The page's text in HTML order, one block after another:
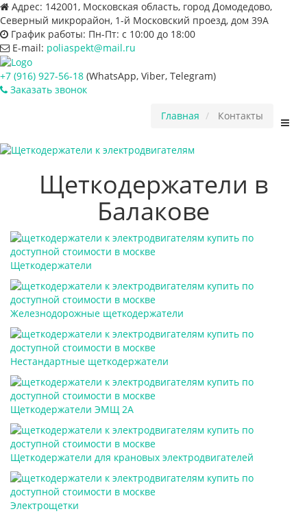
Адрес: 142001, Московская область, город Домодедово,
Северный микрорайон, 1-й Московский проезд, дом 39А
График работы: Пн-Пт: с 10:00 до 18:00
E-mail: poliaspekt@mail.ru
+7 (916) 927-56-18 (WhatsApp, Viber, Telegram)
Заказать звонок
Главная Контакты
Щеткодержатели в
Балакове
Щеткодержатели
Железнодорожные щеткодержатели
Нестандартные щеткодержатели
Щеткодержатели ЭМЩ 2А
Щеткодержатели для крановых электродвигателей
Электрощетки